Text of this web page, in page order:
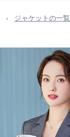
› ジャケットの一覧